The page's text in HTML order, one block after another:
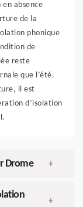
absence
de la
phonique
de
reste
que l’été.
il est
d’isolation
Drome +
+